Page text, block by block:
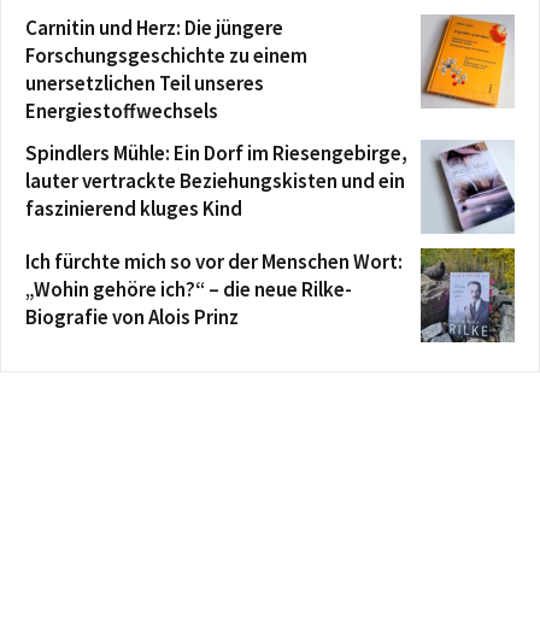
Carnitin und Herz: Die jüngere
Forschungsgeschichte zu einem
unersetzlichen Teil unseres
Energiestoffwechsels
Spindlers Mühle: Ein Dorf im Riesengebirge,
lauter vertrackte Beziehungskisten und ein
faszinierend kluges Kind
Ich fürchte mich so vor der Menschen Wort:
„Wohin gehöre ich?“ – die neue Rilke-
Biografie von Alois Prinz